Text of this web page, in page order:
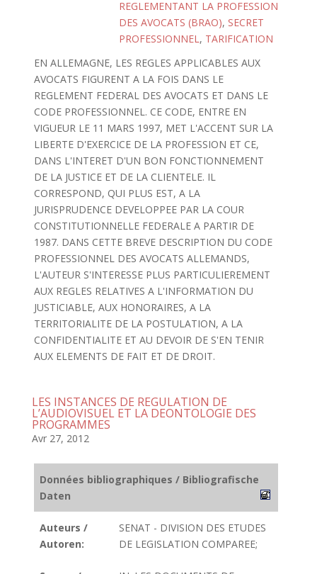
REGLEMENTANT LA PROFESSION
DES AVOCATS (BRAO), SECRET
PROFESSIONNEL, TARIFICATION
EN ALLEMAGNE, LES REGLES APPLICABLES AUX
AVOCATS FIGURENT A LA FOIS DANS LE
REGLEMENT FEDERAL DES AVOCATS ET DANS LE
CODE PROFESSIONNEL. CE CODE, ENTRE EN
VIGUEUR LE 11 MARS 1997, MET L'ACCENT SUR LA
LIBERTE D'EXERCICE DE LA PROFESSION ET CE,
DANS L'INTERET D'UN BON FONCTIONNEMENT
DE LA JUSTICE ET DE LA CLIENTELE. IL
CORRESPOND, QUI PLUS EST, A LA
JURISPRUDENCE DEVELOPPEE PAR LA COUR
CONSTITUTIONNELLE FEDERALE A PARTIR DE
1987. DANS CETTE BREVE DESCRIPTION DU CODE
PROFESSIONNEL DES AVOCATS ALLEMANDS,
L'AUTEUR S'INTERESSE PLUS PARTICULIEREMENT
AUX REGLES RELATIVES A L'INFORMATION DU
JUSTICIABLE, AUX HONORAIRES, A LA
TERRITORIALITE DE LA POSTULATION, A LA
CONFIDENTIALITE ET AU DEVOIR DE S'EN TENIR
AUX ELEMENTS DE FAIT ET DE DROIT.
LES INSTANCES DE REGULATION DE
L’AUDIOVISUEL ET LA DEONTOLOGIE DES
PROGRAMMES
Avr 27, 2012
Données bibliographiques / Bibliografische
Daten
Auteurs /
Autoren:
SENAT - DIVISION DES ETUDES
DE LEGISLATION COMPAREE;